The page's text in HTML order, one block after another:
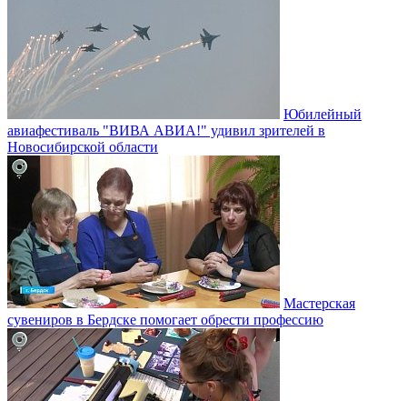
Юбилейный
авиафестиваль "ВИВА АВИА!" удивил зрителей в
Новосибирской области
Мастерская
сувениров в Бердске помогает обрести профессию